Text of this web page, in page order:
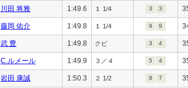
川田 将雅 1:49.6 １ 1/4 3 3
藤岡 佑介 1:49.8 １ 1/4 9 9
武 豊 1:49.8 クビ 3 4
C.ルメール 1:49.9 ３／４ 5 4
岩田 康誠 1:50.3 ２ 1/2 8 7